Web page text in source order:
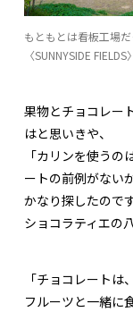
もともとは看板工場
〈SUNNYSIDE FIELDS
果物とチョコレー
はと思いきや、
「カリンを使う
ートの前例がないか
かなり探したので
ショコラティエの
「チョコレート
フルーツと一緒に